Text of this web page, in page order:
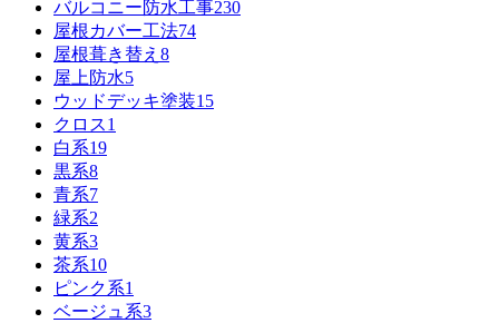
バルコニー防水工事230
屋根カバー工法74
屋根葺き替え 8
屋上防水5
ウッドデッキ塗装15
クロス1
白系19
黒系8
青系7
緑系2
黄系3
茶系10
ピンク系1
ベージュ系3